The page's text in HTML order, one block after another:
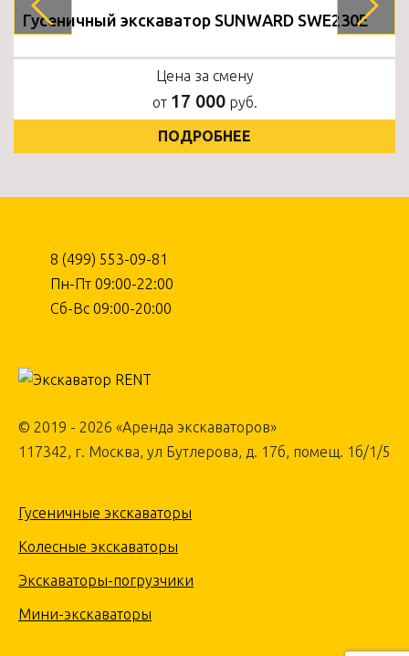
Гусеничный экскаватор SUNWARD SWE230E
Цена за смену
от 17 000руб.
ПОДРОБНЕЕ
8 (499) 553-09-81
Пн-Пт 09:00-22:00
Сб-Вс 09:00-20:00
Гусеничные экскаваторы
Колесные экскаваторы
Экскаваторы-погрузчики
Мини-экскаваторы
© 2019 - 2026 «Аренда экскаваторов»
117342, г. Москва, ул Бутлерова, д. 17б, помещ. 1б/1/5